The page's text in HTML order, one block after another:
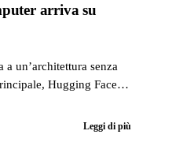
arriva su
un’architettura senza
Hugging Face
su Windows con
Leggi di più